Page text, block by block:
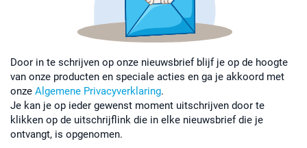
Door in te schrijven op onze nieuwsbrief blijf je op de hoogte
van onze producten en speciale acties en ga je akkoord met
onze Algemene Privacyverklaring.
Je kan je op ieder gewenst moment uitschrijven door te
klikken op de uitschrijflink die in elke nieuwsbrief die je
ontvangt, is opgenomen.